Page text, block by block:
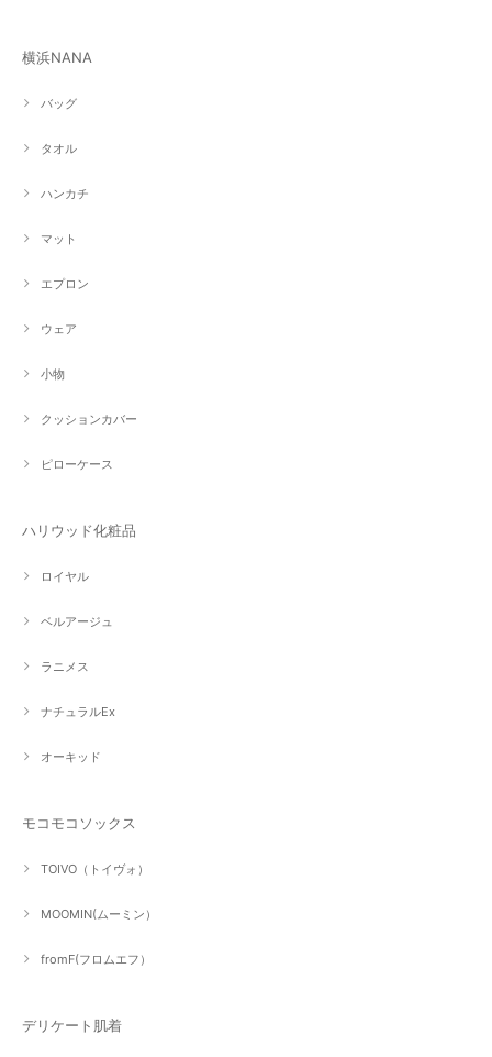
横浜NANA
バッグ
タオル
ハンカチ
マット
エプロン
ウェア
小物
クッションカバー
ピローケース
ハリウッド化粧品
ロイヤル
ベルアージュ
ラニメス
ナチュラルEx
オーキッド
モコモコソックス
TOIVO（トイヴォ）
MOOMIN(ムーミン）
fromF(フロムエフ）
デリケート肌着